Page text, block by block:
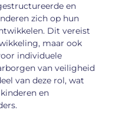
en
zich op hun
Dit vereist
maar ook
individuele
van veiligheid
van deze rol, wat
en